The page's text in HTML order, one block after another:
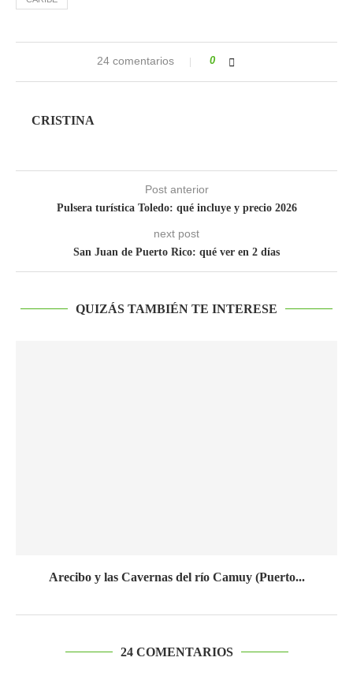
24 comentarios 0
CRISTINA
Post anterior
Pulsera turística Toledo: qué incluye y precio 2026
next post
San Juan de Puerto Rico: qué ver en 2 días
QUIZÁS TAMBIÉN TE INTERESE
Arecibo y las Cavernas del río Camuy (Puerto...
24 COMENTARIOS